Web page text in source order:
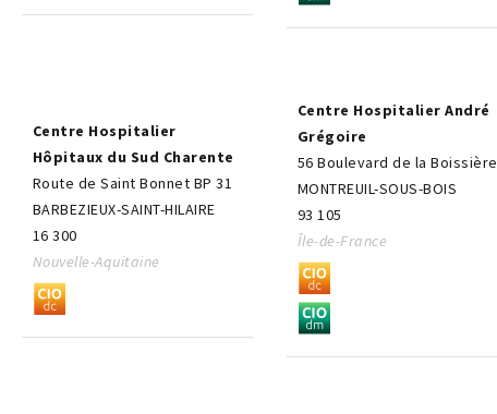
Centre Hospitalier
Hôpitaux du Sud Charente
Route de Saint Bonnet BP 31
BARBEZIEUX-SAINT-HILAIRE
16 300
Nouvelle-Aquitaine
Centre Hospitalier André
Grégoire
56 Boulevard de la Boissière
MONTREUIL-SOUS-BOIS
93 105
Île-de-France